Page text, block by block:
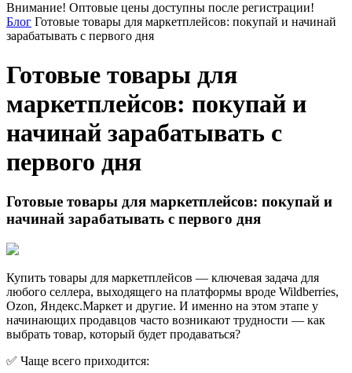
Внимание! Оптовые цены доступны после регистрации!
Блог Готовые товары для маркетплейсов: покупай и начинай
зарабатывать с первого дня
Готовые товары для
маркетплейсов: покупай и
начинай зарабатывать с
первого дня
Готовые товары для маркетплейсов: покупай и
начинай зарабатывать с первого дня
Купить товары для маркетплейсов — ключевая задача для
любого селлера, выходящего на платформы вроде Wildberries,
Ozon, Яндекс.Маркет и другие. И именно на этом этапе у
начинающих продавцов часто возникают трудности — как
выбрать товар, который будет продаваться?
✅ Чаще всего приходится: